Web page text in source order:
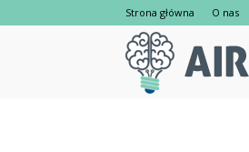
Strona główna O nas